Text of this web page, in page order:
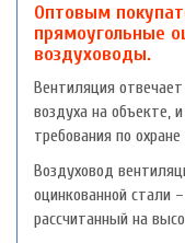
Оптовым
прямоугольные
воздуховоды.
Вентиляция
воздуха на объекте,
требования по
Воздуховод
оцинкованной стали
рассчитанный на